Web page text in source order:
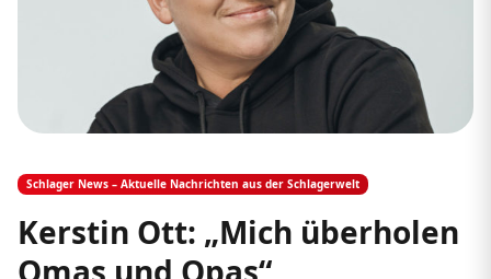
Schlager News – Aktuelle Nachrichten aus der Schlagerwelt
Kerstin Ott: „Mich überholen